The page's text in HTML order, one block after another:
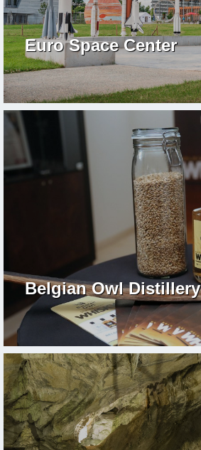
Euro Space Center
Belgian Owl Distillery